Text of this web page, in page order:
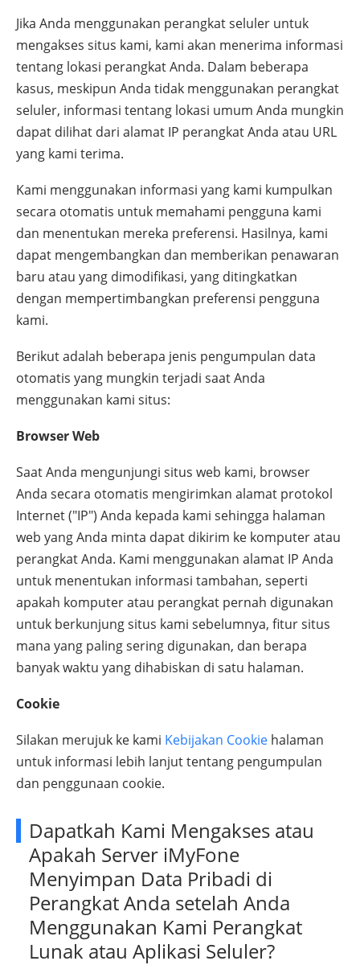
Jika Anda menggunakan perangkat seluler untuk
mengakses situs kami, kami akan menerima informasi
tentang lokasi perangkat Anda. Dalam beberapa
kasus, meskipun Anda tidak menggunakan perangkat
seluler, informasi tentang lokasi umum Anda mungkin
dapat dilihat dari alamat IP perangkat Anda atau URL
yang kami terima.
Kami menggunakan informasi yang kami kumpulkan
secara otomatis untuk memahami pengguna kami
dan menentukan mereka preferensi. Hasilnya, kami
dapat mengembangkan dan memberikan penawaran
baru atau yang dimodifikasi, yang ditingkatkan
dengan mempertimbangkan preferensi pengguna
kami.
Berikut adalah beberapa jenis pengumpulan data
otomatis yang mungkin terjadi saat Anda
menggunakan kami situs:
Browser Web
Saat Anda mengunjungi situs web kami, browser
Anda secara otomatis mengirimkan alamat protokol
Internet ("IP") Anda kepada kami sehingga halaman
web yang Anda minta dapat dikirim ke komputer atau
perangkat Anda. Kami menggunakan alamat IP Anda
untuk menentukan informasi tambahan, seperti
apakah komputer atau perangkat pernah digunakan
untuk berkunjung situs kami sebelumnya, fitur situs
mana yang paling sering digunakan, dan berapa
banyak waktu yang dihabiskan di satu halaman.
Cookie
Silakan merujuk ke kami Kebijakan Cookie halaman
untuk informasi lebih lanjut tentang pengumpulan
dan penggunaan cookie.
Dapatkah Kami Mengakses atau
Apakah Server iMyFone
Menyimpan Data Pribadi di
Perangkat Anda setelah Anda
Menggunakan Kami Perangkat
Lunak atau Aplikasi Seluler?